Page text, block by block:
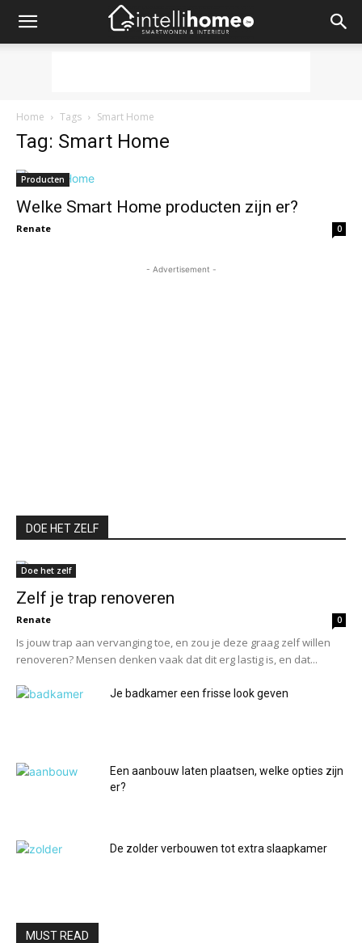
Home Tags Smart Home
Tag: Smart Home
Producten
Welke Smart Home producten zijn er?
Renate 0
- Advertisement -
DOE HET ZELF
Doe het zelf
Zelf je trap renoveren
Renate 0
Is jouw trap aan vervanging toe, en zou je deze graag zelf willen
renoveren? Mensen denken vaak dat dit erg lastig is, en dat...
Je badkamer een frisse look geven
Een aanbouw laten plaatsen, welke opties zijn
er?
De zolder verbouwen tot extra slaapkamer
MUST READ